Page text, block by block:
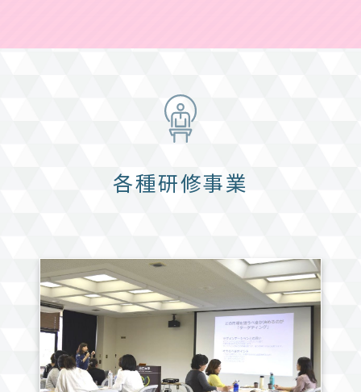
各種研修事業